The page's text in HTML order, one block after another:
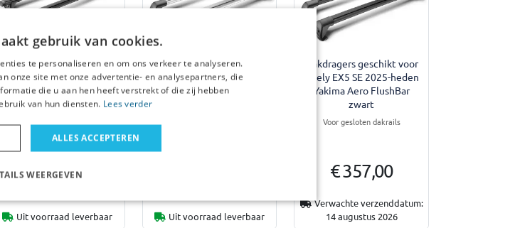
Dakdragers geschikt voor
GAC Aion V II 2024-heden
Yakima Aero ThruBar
zwart
€ 328,00
Uit voorraad leverbaar
Dakdragers geschikt voor
Geely EX5 SE 2025-heden
Yakima Aero FlushBar
Uit voorraad leverbaar
Dakdragers geschikt voor
Geely EX5 SE 2025-heden
Yakima Aero FlushBar
zwart
Voor gesloten dakrails
€ 357,00
Verwachte verzenddatum:
14 augustus 2026
gebruik van cookies.
te personaliseren en om ons verkeer te analyseren.
onze site met onze advertentie- en analysepartners, die
die u aan hen heeft verstrekt of die zij hebben
van hun diensten. Lees verder
ALLES ACCEPTEREN
WEERGEVEN